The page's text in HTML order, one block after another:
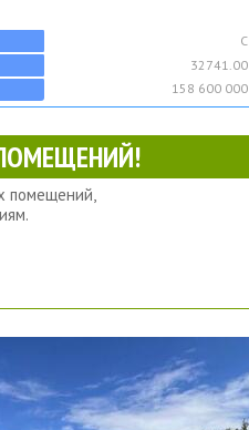
C
32741.00
158 600 000
помещений,